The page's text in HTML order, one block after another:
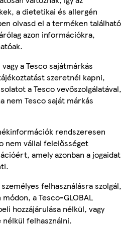
a dietetikai és allergén
olvasd el a terméken található
azon információkra,
a Tesco sajátmárkás
szeretnél kapni,
a Tesco vevőszolgálatával,
nem Tesco saját márkás
rendszeresen
nem vállal felelősséget
amely azonban a jogaidat
felhasználásra szolgál,
a Tesco-GLOBAL
hozzájárulása nélkül, vagy
felhasználni.